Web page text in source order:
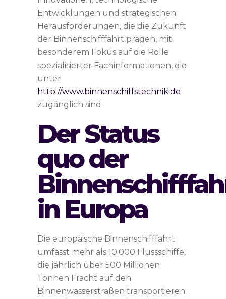
Entwicklungen und strategischen
Herausforderungen, die die Zukunft
der Binnenschifffahrt prägen, mit
besonderem Fokus auf die Rolle
spezialisierter Fachinformationen, die
unter
http://www.binnenschiffstechnik.de
zugänglich sind.
Der Status
quo der
in Europa
Die europäische Binnenschifffahrt
umfasst mehr als 10.000 Flussschiffe,
die jährlich über 500 Millionen
Tonnen Fracht auf den
Binnenwasserstraßen transportieren.